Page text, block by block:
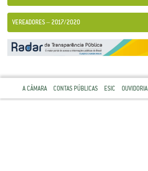
VEREADORES – 2017/2020
A CÂMARA CONTAS PÚBLICAS ESIC OUVIDORIA